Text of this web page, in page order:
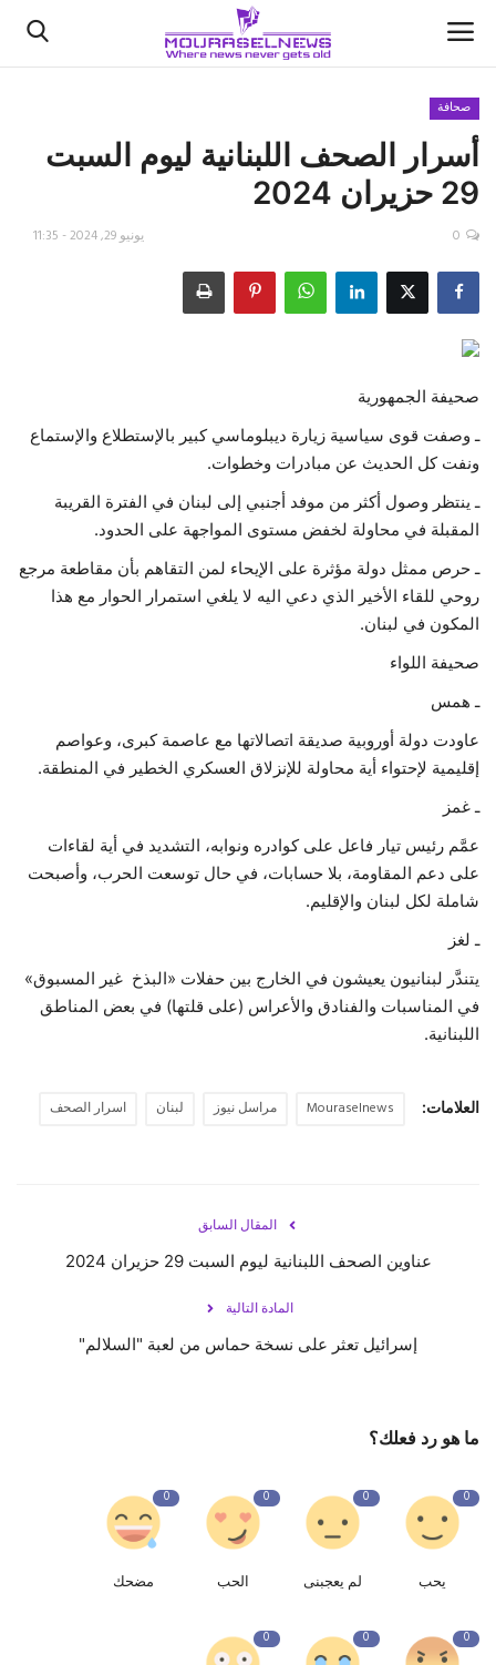
الأخبار
كتّابنا
اقتصاد
رياضة
فيديو
حياة
صحافة
أسرار الصحف اللبنانية ليوم السبت
29 حزيران 2024
يونيو 29, 2024 - 11:35 0
صحيفة الجمهورية
ـ وصفت قوى سياسية زيارة ديبلوماسي كبير بالإستطلاع والإستماع
ونفت كل الحديث عن مبادرات وخطوات.
ـ ينتظر وصول أكثر من موفد أجنبي إلى لبنان في الفترة القريبة
المقبلة في محاولة لخفض مستوى المواجهة على الحدود.
ـ حرص ممثل دولة مؤثرة على الإيحاء لمن التقاهم بأن مقاطعة مرجع
روحي للقاء الأخير الذي دعي اليه لا يلغي استمرار الحوار مع هذا
المكون في لبنان.
صحيفة اللواء
ـ همس
عاودت دولة أوروبية صديقة اتصالاتها مع عاصمة كبرى، وعواصم
إقليمية لإحتواء أية محاولة للإنزلاق العسكري الخطير في المنطقة.
ـ غمز
عمَّم رئيس تيار فاعل على كوادره ونوابه، التشديد في أية لقاءات
على دعم المقاومة، بلا حسابات، في حال توسعت الحرب، وأصبحت
شاملة لكل لبنان والإقليم.
ـ لغز
يتندَّر لبنانيون يعيشون في الخارج بين حفلات «البذخ غير المسبوق»
في المناسبات والفنادق والأعراس (على قلتها) في بعض المناطق
اللبنانية.
العلامات: Mouraselnews مراسل نيوز لبنان اسرار الصحف
المقال السابق
عناوين الصحف اللبنانية ليوم السبت 29 حزيران 2024
المادة التالية
إسرائيل تعثر على نسخة حماس من لعبة "السلالم"
ما هو رد فعلك؟
0
يحب
0
لم يعجبنى
0
الحب
0
مضحك
0
0
0